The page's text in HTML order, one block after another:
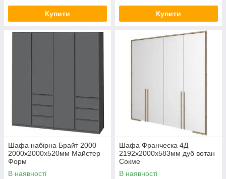
Купити Купити
Шафа набірна Брайт 2000
2000х2000х520мм Майстер
Форм
В наявності
Шафа Франческа 4Д
2192х2000х583мм дуб вотан
Сокме
В наявності